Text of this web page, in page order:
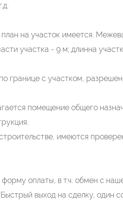
на участок имеется.
участка - 9 м; длинна
границе с участком,
помещение общего
имеются
оплаты, в т.ч. обмен с
выход на сделку, один